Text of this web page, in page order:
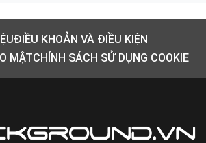
ĐIỀU KHOẢN VÀ ĐIỀU KIỆN
MẬTCHÍNH SÁCH SỬ DỤNG COOKIE